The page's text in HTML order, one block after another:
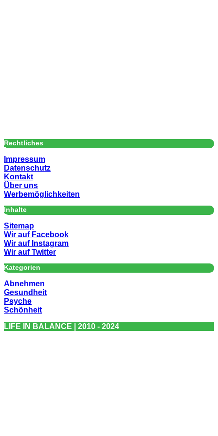
Rechtliches
Impressum
Datenschutz
Kontakt
Über uns
Werbemöglichkeiten
Inhalte
Sitemap
Wir auf Facebook
Wir auf Instagram
Wir auf Twitter
Kategorien
Abnehmen
Gesundheit
Psyche
Schönheit
LIFE IN BALANCE | 2010 - 2024